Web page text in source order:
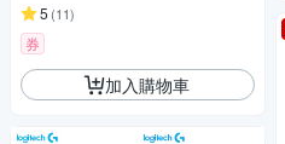
5 (11)
券
加入購物車